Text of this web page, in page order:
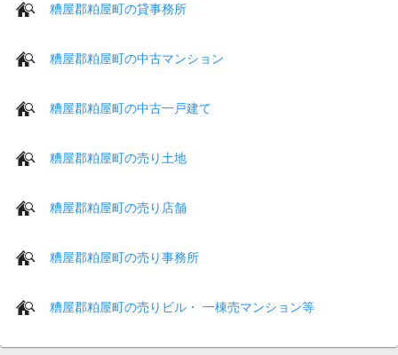
糟屋郡粕屋町の貸事務所
糟屋郡粕屋町の中古マンション
糟屋郡粕屋町の中古一戸建て
糟屋郡粕屋町の売り土地
糟屋郡粕屋町の売り店舗
糟屋郡粕屋町の売り事務所
糟屋郡粕屋町の売りビル・ 一棟売マンション等